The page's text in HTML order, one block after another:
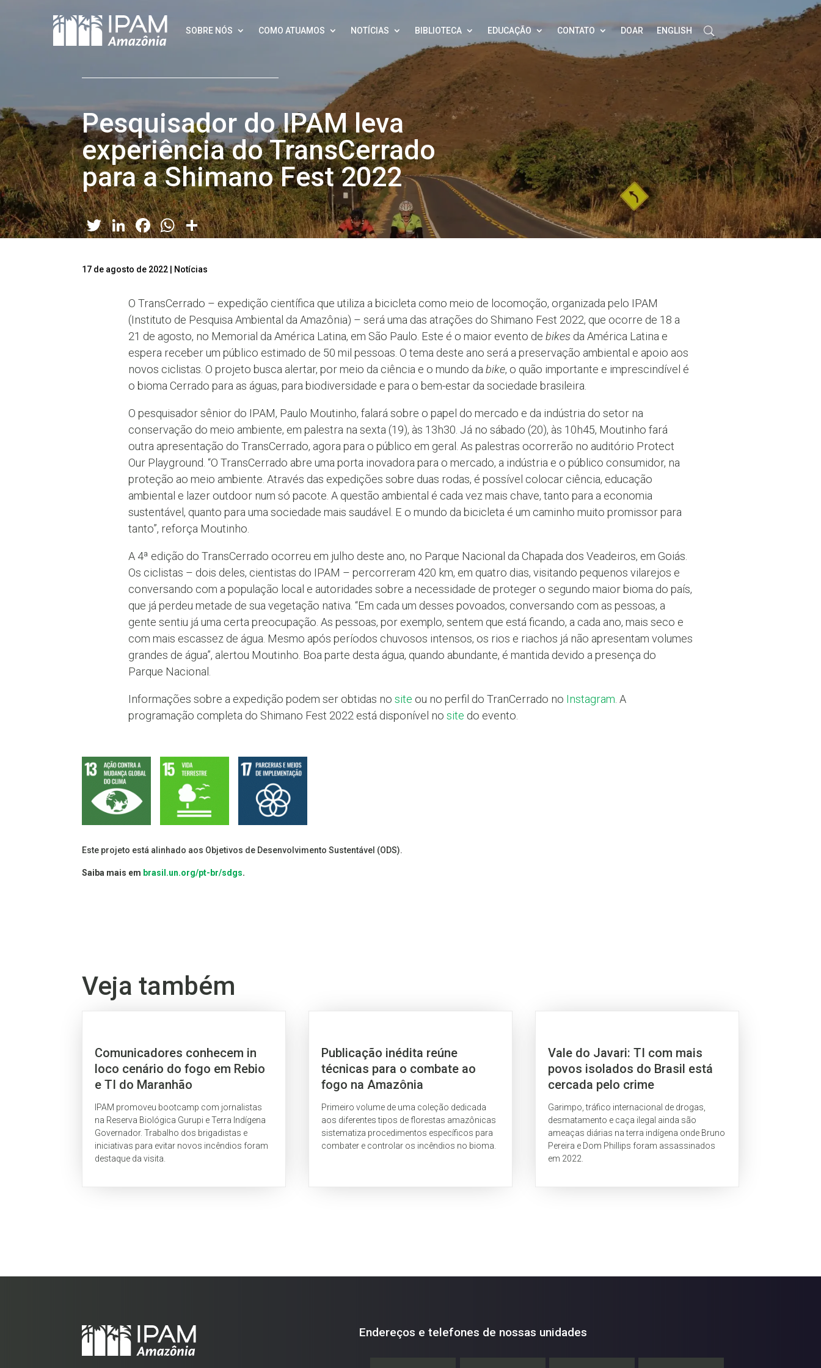
SOBRE NÓS COMO ATUAMOS NOTÍCIAS BIBLIOTECA EDUCAÇÃO CONTATO DOAR ENGLISH
Pesquisador do IPAM leva
experiência do TransCerrado
para a Shimano Fest 2022
Twitter
LinkedIn
Facebook
WhatsApp
Share
17 de agosto de 2022 Notícias
O TransCerrado – expedição científica que utiliza a bicicleta como meio de locomoção, organizada pelo IPAM
(Instituto de Pesquisa Ambiental da Amazônia) – será uma das atrações do Shimano Fest 2022, que ocorre de 18 a
21 de agosto, no Memorial da América Latina, em São Paulo. Este é o maior evento de bikesda América Latina e
espera receber um público estimado de 50 mil pessoas. O tema deste ano será a preservação ambiental e apoio aos
novos ciclistas. O projeto busca alertar, por meio da ciência e o mundo da bike, o quão importante e imprescindível é
o bioma Cerrado para as águas, para biodiversidade e para o bem-estar da sociedade brasileira.
O pesquisador sênior do IPAM, Paulo Moutinho, falará sobre o papel do mercado e da indústria do setor na
conservação do meio ambiente, em palestra na sexta (19), às 13h30. Já no sábado (20), às 10h45, Moutinho fará
outra apresentação do TransCerrado, agora para o público em geral. As palestras ocorrerão no auditório Protect
Our Playground. “O TransCerrado abre uma porta inovadora para o mercado, a indústria e o público consumidor, na
proteção ao meio ambiente. Através das expedições sobre duas rodas, é possível colocar ciência, educação
ambiental e lazer outdoor num só pacote. A questão ambiental é cada vez mais chave, tanto para a economia
sustentável, quanto para uma sociedade mais saudável. E o mundo da bicicleta é um caminho muito promissor para
tanto”, reforça Moutinho.
A 4ª edição do TransCerrado ocorreu em julho deste ano, no Parque Nacional da Chapada dos Veadeiros, em Goiás.
Os ciclistas – dois deles, cientistas do IPAM – percorreram 420 km, em quatro dias, visitando pequenos vilarejos e
conversando com a população local e autoridades sobre a necessidade de proteger o segundo maior bioma do país,
que já perdeu metade de sua vegetação nativa. “Em cada um desses povoados, conversando com as pessoas, a
gente sentiu já uma certa preocupação. As pessoas, por exemplo, sentem que está ficando, a cada ano, mais seco e
com mais escassez de água. Mesmo após períodos chuvosos intensos, os rios e riachos já não apresentam volumes
grandes de água”, alertou Moutinho. Boa parte desta água, quando abundante, é mantida devido a presença do
Parque Nacional.
Informações sobre a expedição podem ser obtidas no site ou no perfil do TranCerrado no Instagram. A
programação completa do Shimano Fest 2022 está disponível no site do evento.
Este projeto está alinhado aos Objetivos de Desenvolvimento Sustentável (ODS).
Saiba mais em brasil.un.org/pt-br/sdgs.
Veja também
Comunicadores conhecem in
loco cenário do fogo em Rebio
e TI do Maranhão
IPAM promoveu bootcamp com jornalistas
na Reserva Biológica Gurupi e Terra Indígena
Governador. Trabalho dos brigadistas e
iniciativas para evitar novos incêndios foram
destaque da visita.
Publicação inédita reúne
técnicas para o combate ao
fogo na Amazônia
Primeiro volume de uma coleção dedicada
aos diferentes tipos de florestas amazônicas
sistematiza procedimentos específicos para
combater e controlar os incêndios no bioma.
Vale do Javari: TI com mais
povos isolados do Brasil está
cercada pelo crime
Garimpo, tráfico internacional de drogas,
desmatamento e caça ilegal ainda são
ameaças diárias na terra indígena onde Bruno
Pereira e Dom Phillips foram assassinados
em 2022.
Endereços e telefones de nossas unidades